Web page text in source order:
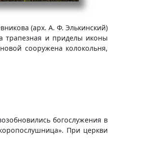
(арх. А. Ф. Элькинский)
трапезная и приделы иконы
coopужена колокольня,
богослужения в
При церкви